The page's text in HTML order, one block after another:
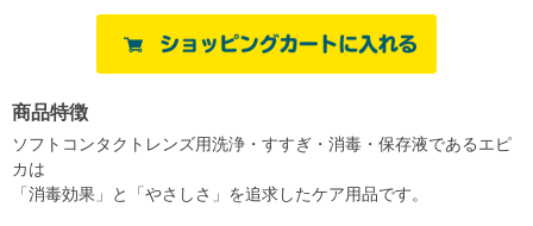
商品特徴
ソフトコンタクトレンズ用洗浄・すすぎ・消毒・保存液であるエピ
カは
「消毒効果」と「やさしさ」を追求したケア用品です。